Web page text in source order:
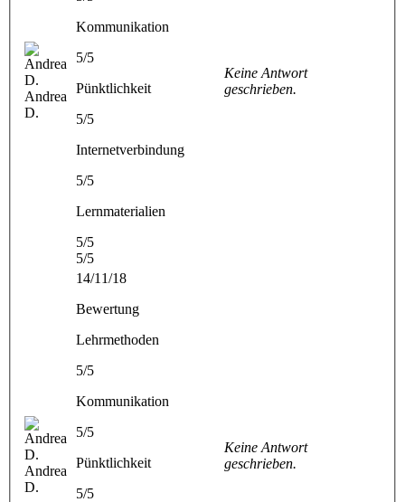
Andrea
D.
Kommunikation
5/5
Pünktlichkeit
5/5
Internetverbindung
5/5
Lernmaterialien
5/5
5/5
Keine Antwort
geschrieben.
Andrea
D.
14/11/18
Bewertung
Lehrmethoden
5/5
Kommunikation
5/5
Pünktlichkeit
5/5
Keine Antwort
geschrieben.